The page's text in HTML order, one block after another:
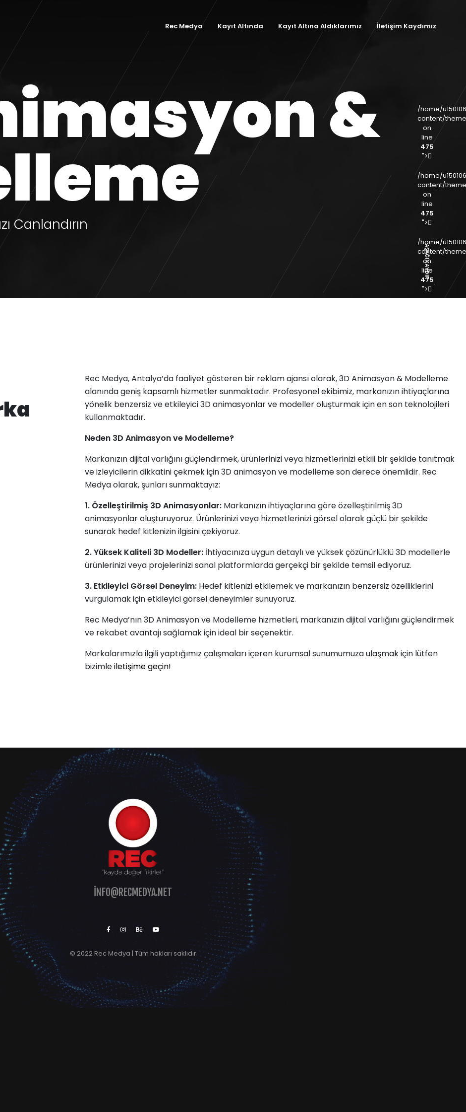
Rec Medya Kayıt Altında Kayıt Altına Aldıklarımız İletişim Kaydımız
&
Canlandırın
/home/
content/
on
line
475
">
/home/
content/
on
line
475
">
/home/
content/
on
line
475
">
AŞAĞI KAYDIR
Rec Medya, Antalya’da faaliyet gösteren bir reklam ajansı olarak, 3D Animasyon & Modelleme
alanında geniş kapsamlı hizmetler sunmaktadır. Profesyonel ekibimiz, markanızın ihtiyaçlarına
yönelik benzersiz ve etkileyici 3D animasyonlar ve modeller oluşturmak için en son teknolojileri
kullanmaktadır.
Neden 3D Animasyon ve Modelleme?
Markanızın dijital varlığını güçlendirmek, ürünlerinizi veya hizmetlerinizi etkili bir şekilde tanıtmak
ve izleyicilerin dikkatini çekmek için 3D animasyon ve modelleme son derece önemlidir. Rec
Medya olarak, şunları sunmaktayız:
1. Özelleştirilmiş 3D Animasyonlar: Markanızın ihtiyaçlarına göre özelleştirilmiş 3D
animasyonlar oluşturuyoruz. Ürünlerinizi veya hizmetlerinizi görsel olarak güçlü bir şekilde
sunarak hedef kitlenizin ilgisini çekiyoruz.
2. Yüksek Kaliteli 3D Modeller: İhtiyacınıza uygun detaylı ve yüksek çözünürlüklü 3D modellerle
ürünlerinizi veya projelerinizi sanal platformlarda gerçekçi bir şekilde temsil ediyoruz.
3. Etkileyici Görsel Deneyim: Hedef kitlenizi etkilemek ve markanızın benzersiz özelliklerini
vurgulamak için etkileyici görsel deneyimler sunuyoruz.
Rec Medya’nın 3D Animasyon ve Modelleme hizmetleri, markanızın dijital varlığını güçlendirmek
ve rekabet avantajı sağlamak için ideal bir seçenektir.
Markalarımızla ilgili yaptığımız çalışmaları içeren kurumsal sunumumuza ulaşmak için lütfen
bizimleiletişime geçin!
INFO@RECMEDYA.NET
© 2022 Rec Medya | Tüm hakları saklıdır